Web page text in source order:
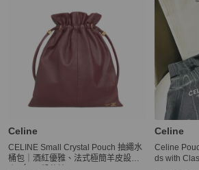
Celine
CELINE Small Crystal Pouch 抽繩水
桶包｜酒紅優雅、法式極簡羊皮設計
Celine
Celine
ds with